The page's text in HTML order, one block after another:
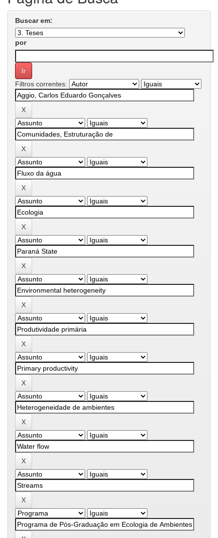
Buscar em:
por
Filtros correntes: